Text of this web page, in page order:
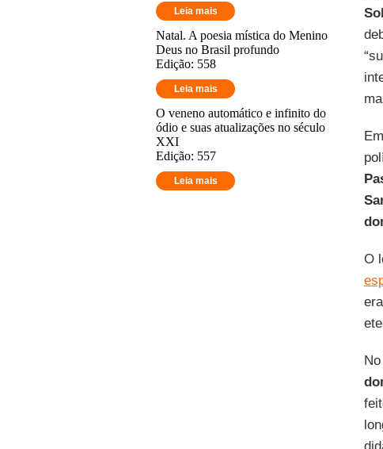
Leia mais
Natal. A poesia mística do Menino
Deus no Brasil profundo
Edição: 558
Leia mais
O veneno automático e infinito do
ódio e suas atualizações no século
XXI
Edição: 557
Leia mais
O